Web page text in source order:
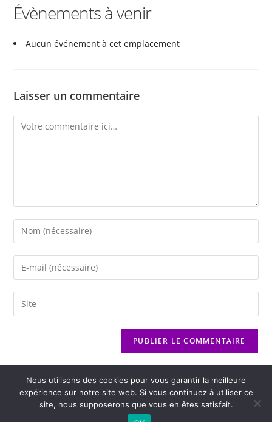
Évènements à venir
Aucun événement à cet emplacement
Laisser un commentaire
Nous utilisons des cookies pour vous garantir la meilleure
expérience sur notre site web. Si vous continuez à utiliser ce
site, nous supposerons que vous en êtes satisfait.